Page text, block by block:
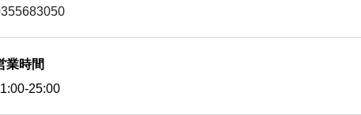
業時間
25:00